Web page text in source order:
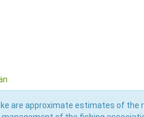
are approximate estimates of